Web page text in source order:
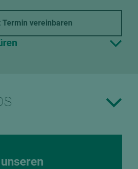
Termin vereinbaren